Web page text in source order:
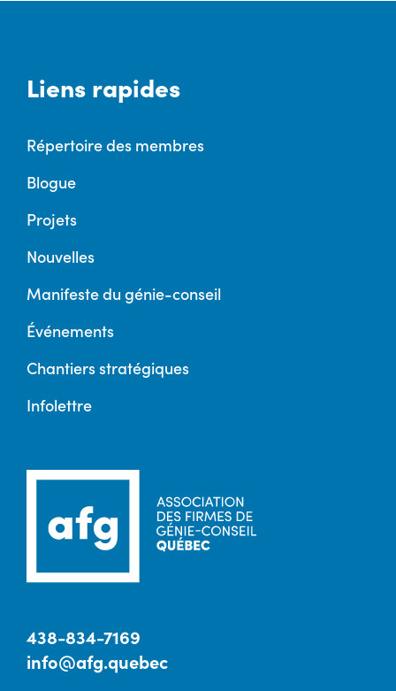
Liens rapides
Répertoire des membres
Blogue
Projets
Nouvelles
Manifeste du génie-conseil
Événements
Chantiers stratégiques
Infolettre
438-834-7169
info@afg.quebec